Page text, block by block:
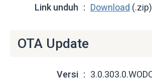
Link unduh
Download (.zip)
OTA Update
Versi